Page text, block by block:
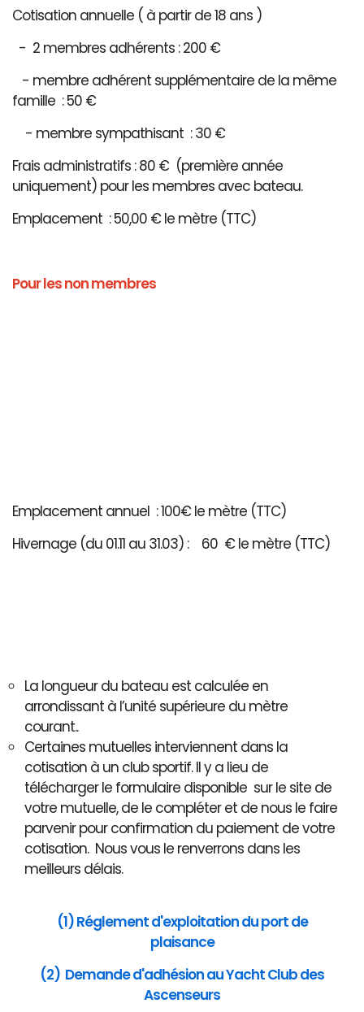
Cotisation annuelle ( à partir de 18 ans )
- 2 membres adhérents : 200 €
- membre adhérent supplémentaire de la même
famille : 50 €
- membre sympathisant : 30 €
Frais administratifs : 80 € (première année
uniquement) pour les membres avec bateau.
Emplacement : 50,00 € le mètre (TTC)
Pour les non membres
Emplacement annuel : 100€ le mètre (TTC)
Hivernage (du 01.11 au 31.03) : 60 € le mètre (TTC)
La longueur du bateau est calculée en
arrondissant à l’unité supérieure du mètre
courant..
Certaines mutuelles interviennent dans la
cotisation à un club sportif. Il y a lieu de
télécharger le formulaire disponible sur le site de
votre mutuelle, de le compléter et de nous le faire
parvenir pour confirmation du paiement de votre
cotisation. Nous vous le renverrons dans les
meilleurs délais.
(1) Réglement d'exploitation du port de
plaisance
(2) Demande d'adhésion au Yacht Club des
Ascenseurs